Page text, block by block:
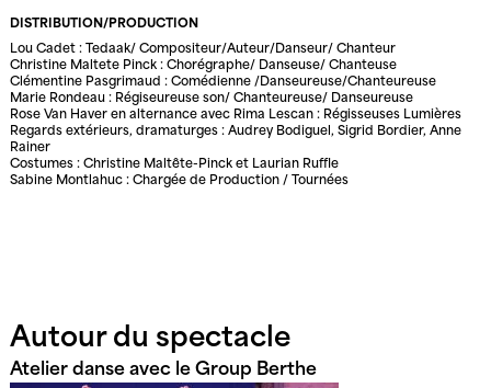
DISTRIBUTION/PRODUCTION
Lou Cadet : Tedaak/ Compositeur/Auteur/Danseur/ Chanteur
Christine Maltete Pinck : Chorégraphe/ Danseuse/ Chanteuse
Clémentine Pasgrimaud : Comédienne /Danseureuse/Chanteureuse
Marie Rondeau : Régiseureuse son/ Chanteureuse/ Danseureuse
Rose Van Haver en alternance avec Rima Lescan : Régisseuses Lumières
Regards extérieurs, dramaturges : Audrey Bodiguel, Sigrid Bordier, Anne
Rainer
Costumes : Christine Maltête-Pinck et Laurian Ruffle
Sabine Montlahuc : Chargée de Production / Tournées
Autour du spectacle
Atelier danse avec le Group Berthe